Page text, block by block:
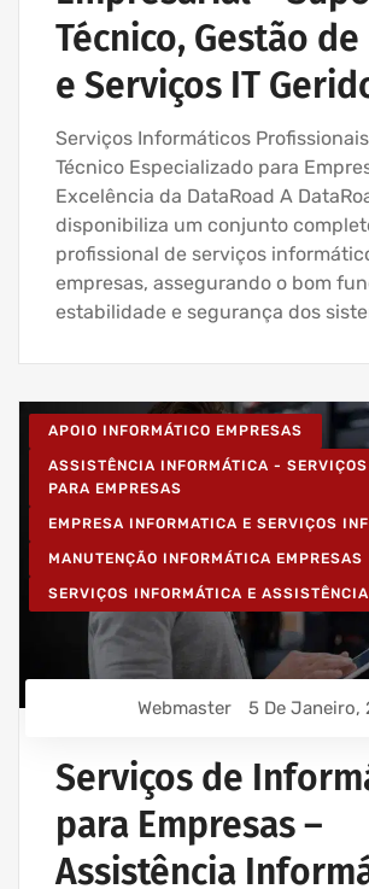
Técnico, Gestão de
e Serviços IT
Serviços Informáticos
Técnico Especializado para
Excelência da DataRoad A
disponibiliza um conjunto
profissional de serviços
empresas, assegurando o bom
estabilidade e segurança dos
APOIO INFORMÁTICO EMPRESAS
ASSISTÊNCIA INFORMÁTICA -
PARA EMPRESAS
EMPRESA INFORMATICA E SERVIÇOS
MANUTENÇÃO INFORMÁTICA EMPRESAS
SERVIÇOS INFORMÁTICA E
Webmaster 5 De Janeiro,
Serviços de
para Empresas –
Assistência